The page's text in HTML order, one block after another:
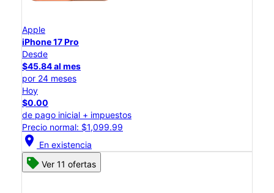
Apple
iPhone 17 Pro
Desde
$45.84 al mes
por 24 meses
Hoy
$0.00
de pago inicial + impuestos
Precio normal: $1,099.99
location_on En existencia
Ver 11 ofertas